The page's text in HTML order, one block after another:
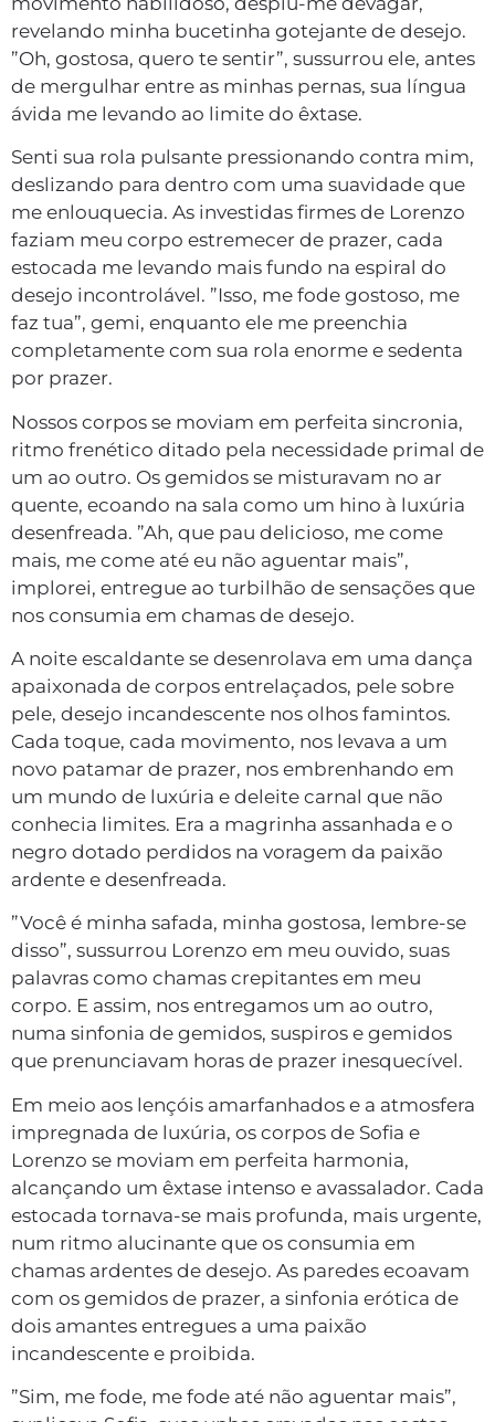
revelando minha bucetinha gotejante de desejo.
”Oh, gostosa, quero te sentir”, sussurrou ele, antes
de mergulhar entre as minhas pernas, sua língua
ávida me levando ao limite do êxtase.
Senti sua rola pulsante pressionando contra mim,
deslizando para dentro com uma suavidade que
me enlouquecia. As investidas firmes de Lorenzo
faziam meu corpo estremecer de prazer, cada
estocada me levando mais fundo na espiral do
desejo incontrolável. ”Isso, me fode gostoso, me
faz tua”, gemi, enquanto ele me preenchia
completamente com sua rola enorme e sedenta
por prazer.
Nossos corpos se moviam em perfeita sincronia,
ritmo frenético ditado pela necessidade primal de
um ao outro. Os gemidos se misturavam no ar
quente, ecoando na sala como um hino à luxúria
desenfreada. ”Ah, que pau delicioso, me come
mais, me come até eu não aguentar mais”,
implorei, entregue ao turbilhão de sensações que
nos consumia em chamas de desejo.
A noite escaldante se desenrolava em uma dança
apaixonada de corpos entrelaçados, pele sobre
pele, desejo incandescente nos olhos famintos.
Cada toque, cada movimento, nos levava a um
novo patamar de prazer, nos embrenhando em
um mundo de luxúria e deleite carnal que não
conhecia limites. Era a magrinha assanhada e o
negro dotado perdidos na voragem da paixão
ardente e desenfreada.
”Você é minha safada, minha gostosa, lembre-se
disso”, sussurrou Lorenzo em meu ouvido, suas
palavras como chamas crepitantes em meu
corpo. E assim, nos entregamos um ao outro,
numa sinfonia de gemidos, suspiros e gemidos
que prenunciavam horas de prazer inesquecível.
Em meio aos lençóis amarfanhados e a atmosfera
impregnada de luxúria, os corpos de Sofia e
Lorenzo se moviam em perfeita harmonia,
alcançando um êxtase intenso e avassalador. Cada
estocada tornava-se mais profunda, mais urgente,
num ritmo alucinante que os consumia em
chamas ardentes de desejo. As paredes ecoavam
com os gemidos de prazer, a sinfonia erótica de
dois amantes entregues a uma paixão
incandescente e proibida.
”Sim, me fode, me fode até não aguentar mais”,